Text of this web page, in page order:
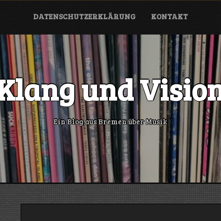
DATENSCHUTZERKLÄRUNG KONTAKT
und
Ein Blog aus Bremen über Musik